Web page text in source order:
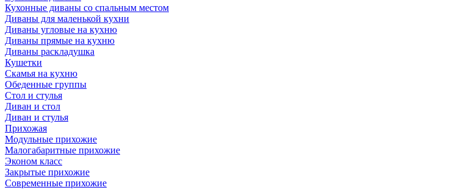
Кухонные диваны со спальным местом
Диваны для маленькой кухни
Диваны угловые на кухню
Диваны прямые на кухню
Диваны раскладушка
Кушетки
Скамья на кухню
Обеденные группы
Стол и стулья
Диван и стол
Диван и стулья
Прихожая
Модульные прихожие
Малогабаритные прихожие
Эконом класс
Закрытые прихожие
Современные прихожие